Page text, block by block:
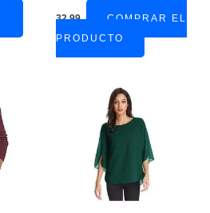
32,99
COMPRAR EL
PRODUCTO